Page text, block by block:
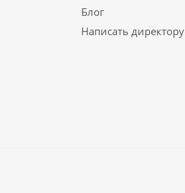
Блог
Написать директору